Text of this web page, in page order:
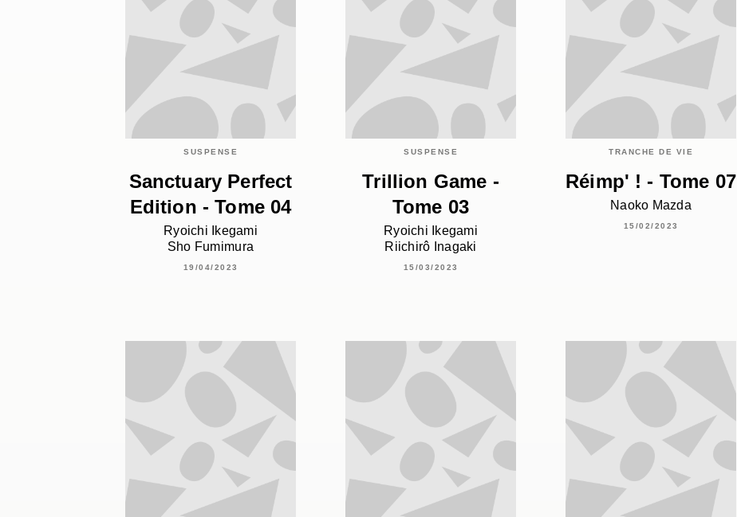
SUSPENSE
Sanctuary Perfect
Edition - Tome 04
Ryoichi Ikegami
Sho Fumimura
19/04/2023
SUSPENSE
Trillion Game -
Tome 03
Ryoichi Ikegami
Riichirô Inagaki
15/03/2023
TRANCHE DE VIE
Réimp' ! - Tome 07
Naoko Mazda
15/02/2023